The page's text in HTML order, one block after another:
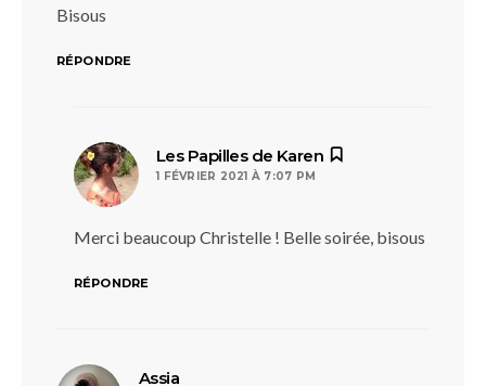
Bisous
RÉPONDRE
Les Papilles de Karen
1 FÉVRIER 2021 À 7:07 PM
Merci beaucoup Christelle ! Belle soirée, bisous
RÉPONDRE
Assia